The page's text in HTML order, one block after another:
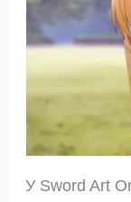
У Sword Art